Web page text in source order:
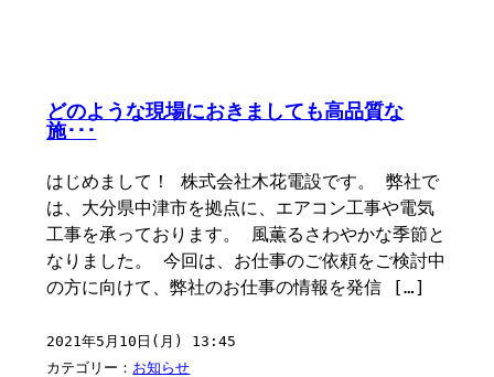
どのような現場におきましても高品質な
施･･･
はじめまして！ 株式会社木花電設です。 弊社で
は、大分県中津市を拠点に、エアコン工事や電気
工事を承っております。 風薫るさわやかな季節と
なりました。 今回は、お仕事のご依頼をご検討中
の方に向けて、弊社のお仕事の情報を発信 […]
2021年5月10日(月) 13:45
カテゴリー： お知らせ